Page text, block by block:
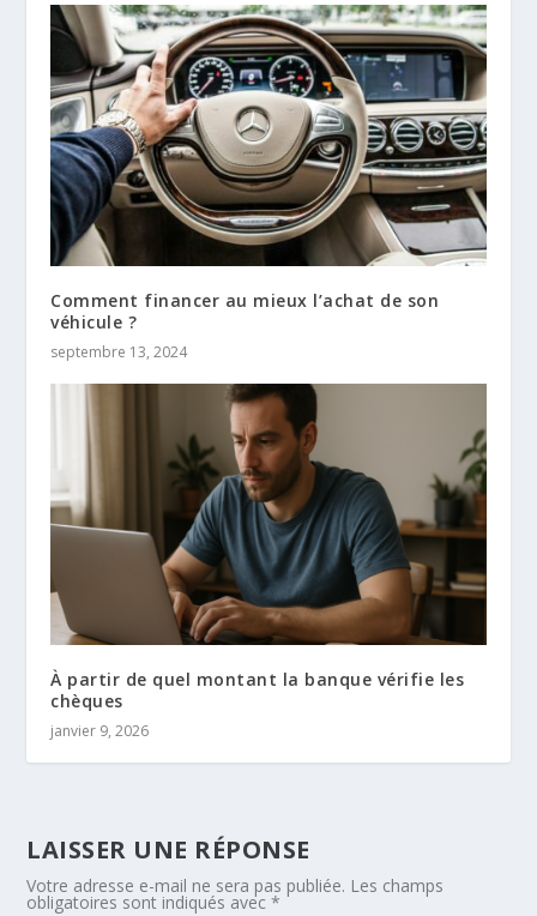
Comment financer au mieux l’achat de son
véhicule ?
septembre 13, 2024
À partir de quel montant la banque vérifie les
chèques
janvier 9, 2026
LAISSER UNE RÉPONSE
Votre adresse e-mail ne sera pas publiée. Les champs
obligatoires sont indiqués avec*